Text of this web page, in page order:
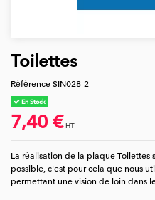
Toilettes
Référence SIN028-2
En Stock
7,40 € HT
La réalisation de la plaque
possible, c'est pour cela que nous
permettant une vision de loin dans